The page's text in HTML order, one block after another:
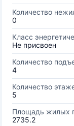
Количество
0
Класс
Не присвоен
Количество
4
Количество
5
Площадь жилых
2735.2